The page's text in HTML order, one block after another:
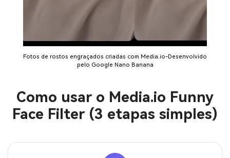
Fotos de rostos engraçados criadas com Media.io-Desenvolvido
pelo Google Nano Banana
Como usar o Media.io Funny
Face Filter (3 etapas simples)